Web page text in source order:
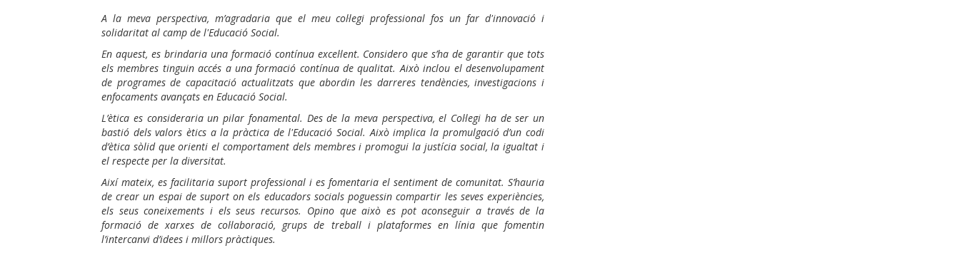
A la meva perspectiva, m’agradaria que el meu col·legi professional fos un far d'innovació i
solidaritat al camp de l'Educació Social.
En aquest, es brindaria una formació contínua excel·lent. Considero que s’ha de garantir que tots
els membres tinguin accés a una formació contínua de qualitat. Això inclou el desenvolupament
de programes de capacitació actualitzats que abordin les darreres tendències, investigacions i
enfocaments avançats en Educació Social.
L’ètica es consideraria un pilar fonamental. Des de la meva perspectiva, el Col·legi ha de ser un
bastió dels valors ètics a la pràctica de l'Educació Social. Això implica la promulgació d’un codi
d’ètica sòlid que orienti el comportament dels membres i promogui la justícia social, la igualtat i
el respecte per la diversitat.
Així mateix, es facilitaria suport professional i es fomentaria el sentiment de comunitat. S’hauria
de crear un espai de suport on els educadors socials poguessin compartir les seves experiències,
els seus coneixements i els seus recursos. Opino que això es pot aconseguir a través de la
formació de xarxes de col·laboració, grups de treball i plataformes en línia que fomentin
l’intercanvi d’idees i millors pràctiques.